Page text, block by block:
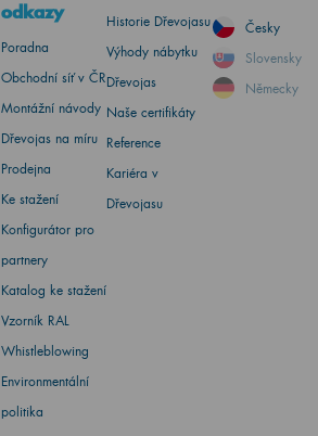
odkazy
Poradna
Obchodní síť v ČR
Montážní návody
Dřevojas na míru
Prodejna
Ke stažení
Konfigurátor pro
partnery
Katalog ke stažení
Vzorník RAL
Whistleblowing
Environmentální
politika
Historie Dřevojasu
Výhody nábytku
Dřevojas
Naše certifikáty
Reference
Kariéra v
Dřevojasu
Česky
Slovensky
Německy